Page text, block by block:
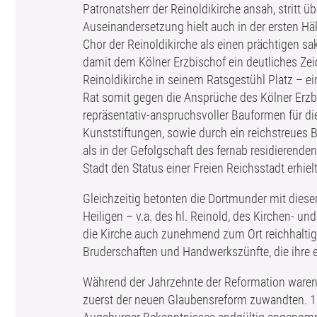
Patronatsherr der Reinoldikirche ansah, stritt
Auseinandersetzung hielt auch in der ersten
Chor der Reinoldikirche als einen prächtigen
damit dem Kölner Erzbischof ein deutliches
Reinoldikirche in seinem Ratsgestühl Platz –
Rat somit gegen die Ansprüche des Kölner
repräsentativ-anspruchsvoller Bauformen für
Kunststiftungen, sowie durch ein reichstreues
als in der Gefolgschaft des fernab
Stadt den Status einer Freien Reichsstadt
Gleichzeitig betonten die Dortmunder mit
Heiligen – v.a. des hl. Reinold, des Kirchen-
die Kirche auch zunehmend zum Ort
Bruderschaften und Handwerkszünfte, die
Während der Jahrzehnte der Reformation
zuerst der neuen Glaubensreform zuwandten.